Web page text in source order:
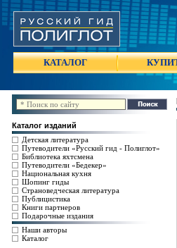
КАТАЛОГ
Каталог изданий
Детская литература
Путеводители «Русский гид - Полиглот»
Библиотека яхтсмена
Путеводители «Бедекер»
Национальная кухня
Шопинг гиды
Страноведческая литература
Публицистика
Книги партнеров
Подарочные издания
Наши авторы
Каталог